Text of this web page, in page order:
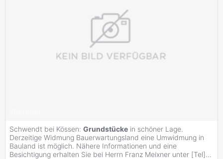
Schwendt bei Kössen: Grundstücke in schöner Lage.
Derzeitige Widmung Bauerwartungsland eine Umwidmung in
Bauland ist möglich. Nähere Informationen und eine
Besichtigung erhalten Sie bei Herrn Franz Meixner unter [Tel]...